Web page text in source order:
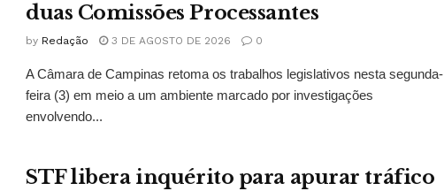
duas Comissões Processantes
by Redação 3 DE AGOSTO DE 2026 0
A Câmara de Campinas retoma os trabalhos legislativos nesta segunda-
feira (3) em meio a um ambiente marcado por investigações
envolvendo...
STF libera inquérito para apurar tráfico